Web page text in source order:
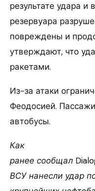
результате удара
резервуара
повреждены и
утверждают, что
ракетами.
Из-за атаки
Феодосией.
автобусы.
Как
ранее сообщал
ВСУ нанесли удар